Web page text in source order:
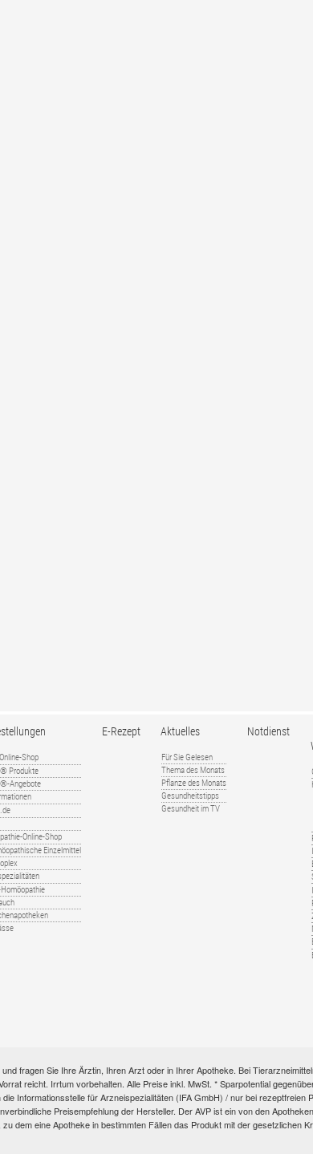
Shop
Produkte
Angebote
Online-Shop
Einzelmittel
E-Rezept Aktuelles
Für Sie Gelesen
Thema des Monats
Pflanze des Monats
Gesundheitstipps
Gesundheit im TV
Notdienst
fragen Sie Ihre Ärztin, Ihren Arzt oder in Ihrer Apotheke. Bei
reicht. Irrtum vorbehalten. Alle Preise inkl. MwSt. * Sparpotential
Informationsstelle für Arzneispezialitäten (IFA GmbH) / nur bei
Preisempfehlung der Hersteller. Der AVP ist ein von den
dem eine Apotheke in bestimmten Fällen das Produkt mit der gesetzlichen